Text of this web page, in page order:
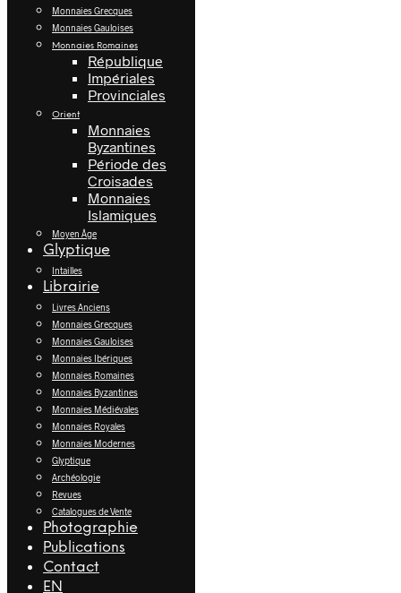
Monnaies Grecques
Monnaies Gauloises
Monnaies Romaines
République
Impériales
Provinciales
Orient
Monnaies
Byzantines
Période des
Croisades
Monnaies
Islamiques
Moyen Âge
Glyptique
Intailles
Librairie
Livres Anciens
Monnaies Grecques
Monnaies Gauloises
Monnaies Ibériques
Monnaies Romaines
Monnaies Byzantines
Monnaies Médiévales
Monnaies Royales
Monnaies Modernes
Glyptique
Archéologie
Revues
Catalogues de Vente
Photographie
Publications
Contact
EN